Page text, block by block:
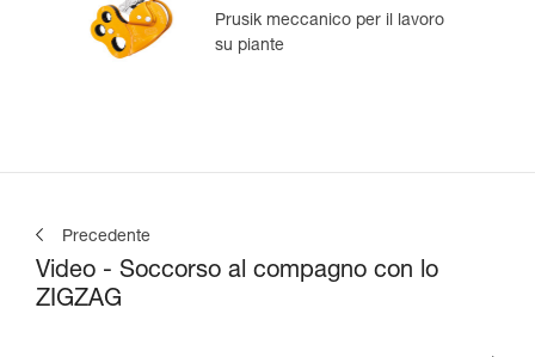
Prusik meccanico per il lavoro
su piante
Precedente
Video - Soccorso al compagno con lo
ZIGZAG